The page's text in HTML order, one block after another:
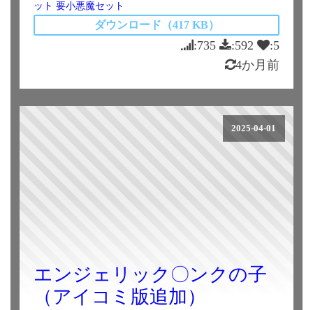
ット 要小悪魔セット
ダウンロード（417 KB）
:735 :592
:5
4か月前
2025-04-01
エンジェリック〇ンクの子
（アイコミ版追加）